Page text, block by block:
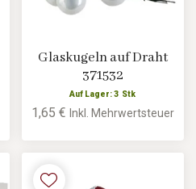
Glaskugeln auf Draht
371532
Auf Lager: 3 Stk
1,65 € Inkl. Mehrwertsteuer